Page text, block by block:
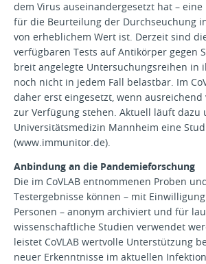
dem Virus auseinandergesetzt hat –
für die Beurteilung der Durchseuchung
von erheblichem Wert ist. Derzeit sind
verfügbaren Tests auf Antikörper gegen
breit angelegte Untersuchungsreihen in
noch nicht in jedem Fall belastbar. Im
daher erst eingesetzt, wenn
zur Verfügung stehen. Aktuell läuft dazu
Universitätsmedizin Mannheim eine
(www.immunitor.de).
Anbindung an die Pandemieforschung
Die im CoVLAB entnommenen Proben
Testergebnisse können – mit
Personen – anonym archiviert und für
wissenschaftliche Studien verwendet
leistet CoVLAB wertvolle Unterstützung
neuer Erkenntnisse im aktuellen